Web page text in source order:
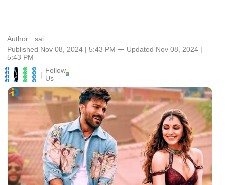
Author : sai
Published Nov 08, 2024 | 5:43 PM ⚊ Updated Nov 08, 2024 |
5:43 PM
| Follow
Us